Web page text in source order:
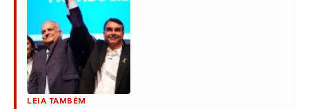
LEIA TAMBÉM